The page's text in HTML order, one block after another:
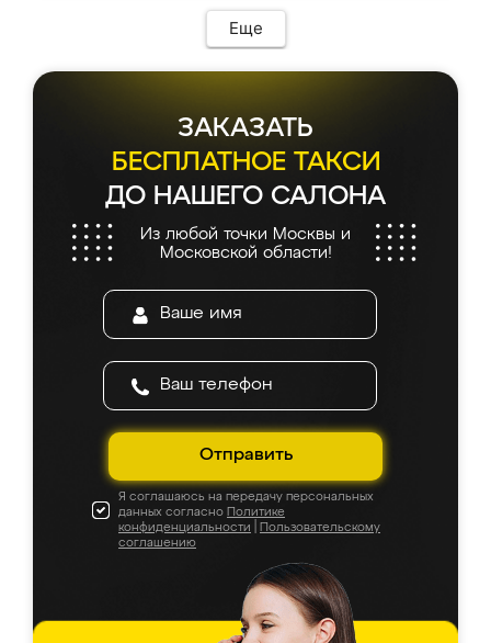
мебель сразу встала на свое место без
каких-либо доработок. Качеством осталась
довольна, все выглядит так, как и ожидала.
Еще
ЗАКАЗАТЬ
БЕСПЛАТНОЕ ТАКСИ
ДО НАШЕГО САЛОНА
Из любой точки Москвы и
Московской области!
Отправить
Я соглашаюсь на передачу персональных
данных согласно Политике
конфиденциальности
Пользовательскому
соглашению